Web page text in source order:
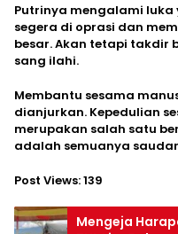
Putrinya mengalami
segera di oprasi dan
besar. Akan tetapi takdir
sang ilahi.
Membantu sesama
dianjurkan. Kepedulian
merupakan salah satu
adalah semuanya
Post Views:139
Mengeja